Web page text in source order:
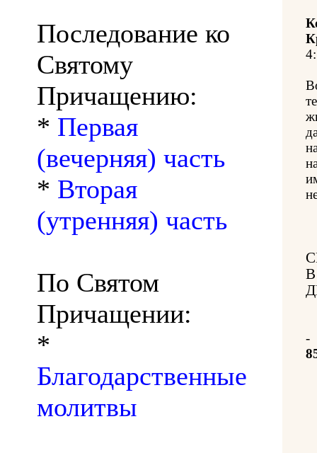
Последование ко
Святому
Причащению:
* Первая
(вечерняя) часть
* Вторая
(утренняя) часть
По Святом
Причащении:
*
Благодарственные
молитвы
4:
-